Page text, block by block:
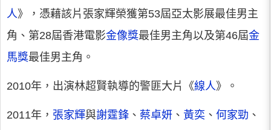
人》，憑藉該片張家輝榮獲第53屆亞太影展最佳男主
角、第28屆香港電影金像獎最佳男主角以及第46屆金
馬獎最佳男主角。
2010年，出演林超賢執導的警匪大片《線人》。
2011年， 張家輝與謝霆鋒 、 蔡卓妍 、 黃奕 、 何家勁 、